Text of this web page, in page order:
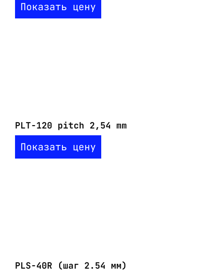
Показать цену
PLT-120 pitch 2,54 mm
Показать цену
PLS-40R (шаг 2.54 мм)